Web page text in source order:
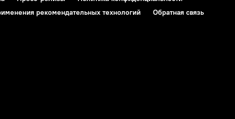
рекомендательных технологий Обратная связь